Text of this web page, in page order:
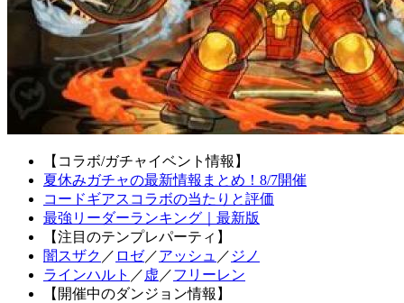
【コラボ/ガチャイベント情報】
夏休みガチャの最新情報まとめ！8/7開催
コードギアスコラボの当たりと評価
最強リーダーランキング｜最新版
【注目のテンプレパーティ】
闇スザク ／ ロゼ／アッシュ ／ ジノ
ラインハルト ／ 虚 ／フリーレン
【開催中のダンジョン情報】